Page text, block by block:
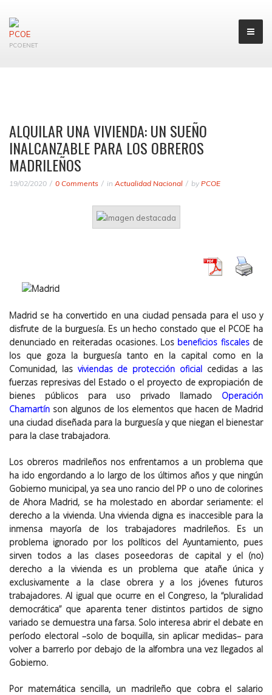
PCOENET
ALQUILAR UNA VIVIENDA: UN SUEÑO
INALCANZABLE PARA LOS OBREROS
MADRILEÑOS
19/02/2020 0 Comments in Actualidad Nacional by PCOE
Madrid se ha convertido en una ciudad pensada para el uso y
disfrute de la burguesía. Es un hecho constado que el PCOE ha
denunciado en reiteradas ocasiones. Los beneficios fiscalesde
los que goza la burguesía tanto en la capital como en la
Comunidad, las viviendas de protección oficialcedidas a las
fuerzas represivas del Estado o el proyecto de expropiación de
bienes públicos para uso privado llamado Operación
Chamartín son algunos de los elementos que hacen de Madrid
una ciudad diseñada para la burguesía y que niegan el bienestar
para la clase trabajadora.
Los obreros madrileños nos enfrentamos a un problema que
ha ido engordando a lo largo de los últimos años y que ningún
Gobierno municipal, ya sea uno rancio del PP o uno de colorines
de Ahora Madrid, se ha molestado en abordar seriamente: el
derecho a la vivienda. Una vivienda digna es inaccesible para la
inmensa mayoría de los trabajadores madrileños. Es un
problema ignorado por los políticos del Ayuntamiento, pues
sirven todos a las clases poseedoras de capital y el (no)
derecho a la vivienda es un problema que atañe única y
exclusivamente a la clase obrera y a los jóvenes futuros
trabajadores. Al igual que ocurre en el Congreso, la “pluralidad
democrática” que aparenta tener distintos partidos de signo
variado se demuestra una farsa. Solo interesa abrir el debate en
período electoral –solo de boquilla, sin aplicar medidas– para
volver a barrerlo por debajo de la alfombra una vez llegados al
Gobierno.
Por matemática sencilla, un madrileño que cobra el salario